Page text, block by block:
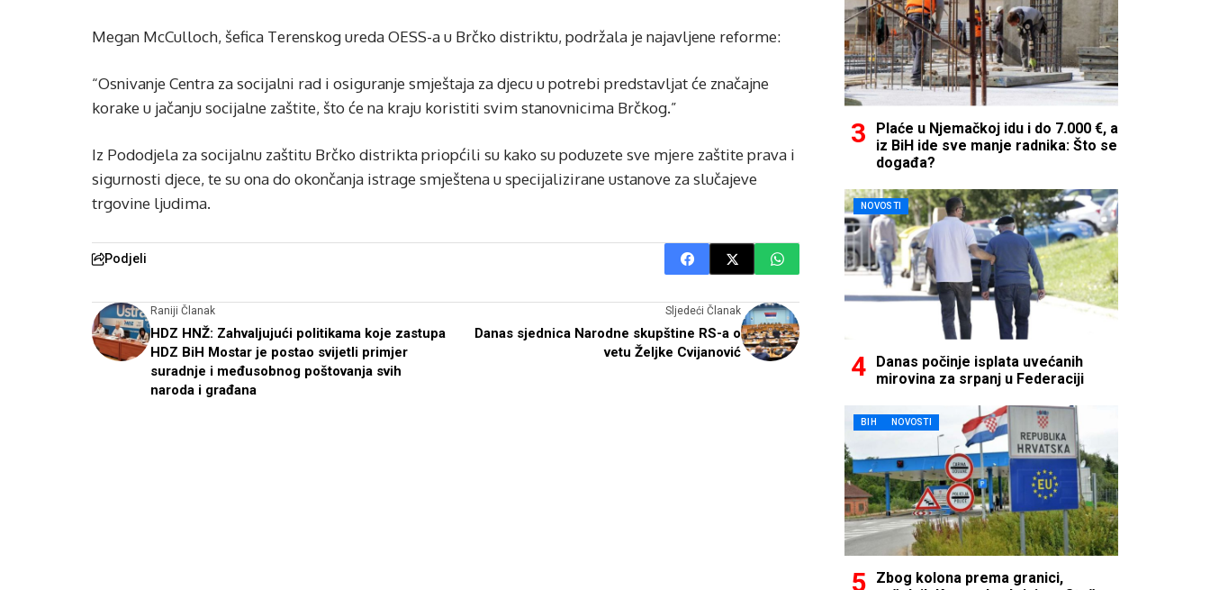
Megan McCulloch, šefica Terenskog ureda OESS-a u Brčko distriktu, podržala je najavljene reforme:
“Osnivanje Centra za socijalni rad i osiguranje smještaja za djecu u potrebi predstavljat će značajne
korake u jačanju socijalne zaštite, što će na kraju koristiti svim stanovnicima Brčkog.”
Iz Pododjela za socijalnu zaštitu Brčko distrikta priopćili su kako su poduzete sve mjere zaštite prava i
sigurnosti djece, te su ona do okončanja istrage smještena u specijalizirane ustanove za slučajeve
trgovine ljudima.
Podjeli
Raniji Članak
HDZ HNŽ: Zahvaljujući politikama koje zastupa
HDZ BiH Mostar je postao svijetli primjer
suradnje i međusobnog poštovanja svih
naroda i građana
Sljedeći Članak
Danas sjednica Narodne skupštine RS-a o
vetu Željke Cvijanović
Plaće u Njemačkoj idu i do 7.000 €, a
iz BiH ide sve manje radnika: Što se
događa?
NOVOSTI
Danas počinje isplata uvećanih
mirovina za srpanj u Federaciji
BIH NOVOSTI
Zbog kolona prema granici,